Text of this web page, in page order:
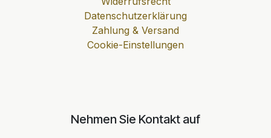
Datenschutzerklärung
Zahlung & Versand
Cookie-Einstellungen
Nehmen Sie Kontakt auf